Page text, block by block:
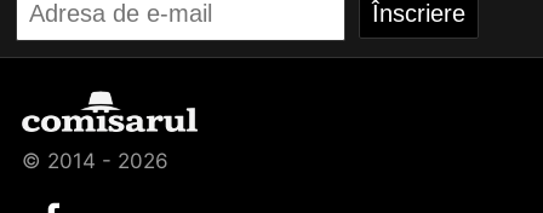
© 2014 - 2026